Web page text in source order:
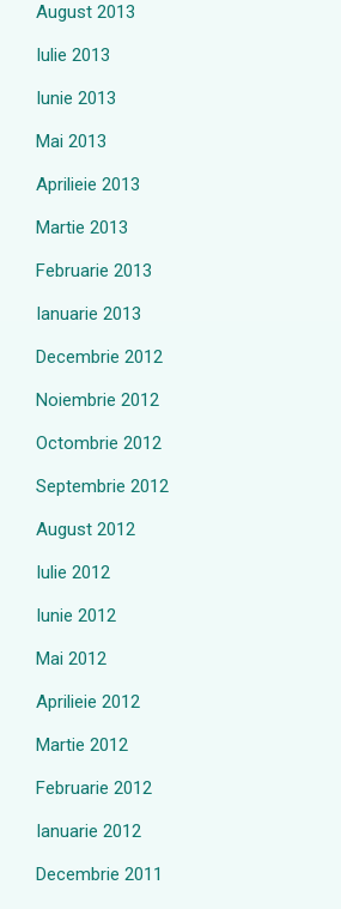
August 2013
Iulie 2013
Iunie 2013
Mai 2013
Aprilieie 2013
Martie 2013
Februarie 2013
Ianuarie 2013
Decembrie 2012
Noiembrie 2012
Octombrie 2012
Septembrie 2012
August 2012
Iulie 2012
Iunie 2012
Mai 2012
Aprilieie 2012
Martie 2012
Februarie 2012
Ianuarie 2012
Decembrie 2011